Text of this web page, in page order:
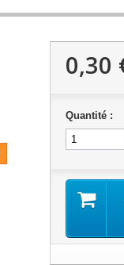
0,30
Quantité :